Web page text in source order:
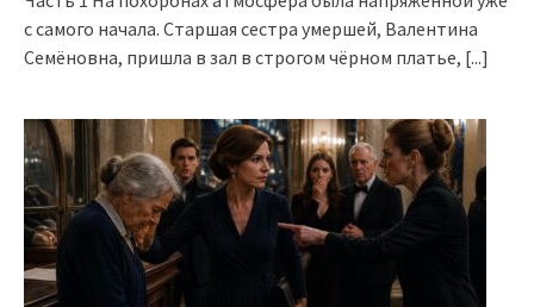
с самого начала. Старшая сестра умершей, Валентина
Семёновна, пришла в зал в строгом чёрном платье, [...]